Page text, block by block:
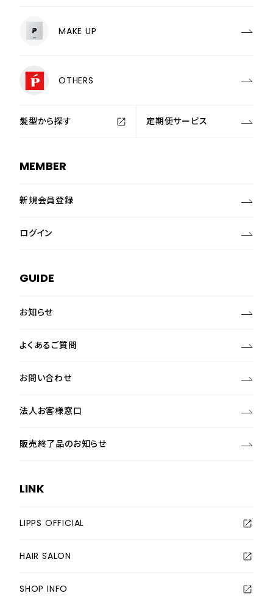
MAKE UP
OTHERS
髪型から探す 定期便サービス
MEMBER
新規会員登録
ログイン
GUIDE
お知らせ
よくあるご質問
お問い合わせ
法人お客様窓口
販売終了品のお知らせ
LINK
LIPPS OFFICIAL
HAIR SALON
SHOP INFO